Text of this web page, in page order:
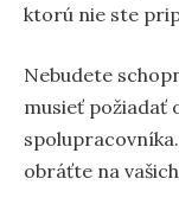
ktorú nie ste
Nebudete
musieť požiadať
obráťte na